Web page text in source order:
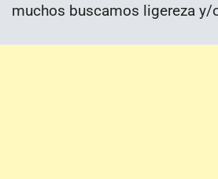
muchos buscamos ligereza y/